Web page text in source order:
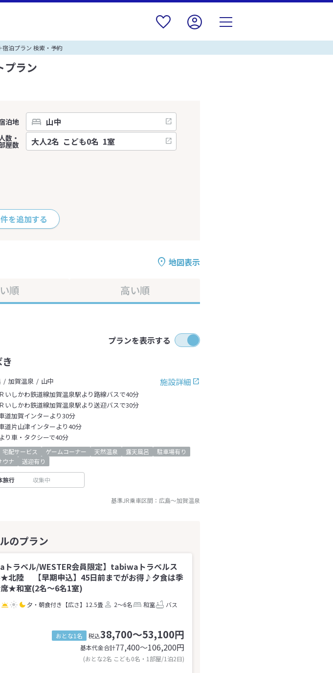
宿泊プラン 検索・予約
プラン
泊地
数・
屋数
を追加する
地図表示
順 高い順
プランを表示する
施設詳細
加賀温泉
山中
いしかわ鉄道線加賀温泉駅より路線バスで40分
いしかわ鉄道線加賀温泉駅より送迎バスで30分
道加賀インターより30分
道片山津インターより40分
り車・タクシーで40分
宅配サービス ゲームコーナー 天然温泉 露天風呂
駐車場有り
ウナ 送迎有り
旅行 収集中
基準JR乗車区間： 広島～加賀温泉
トラベル/WESTER会員限定】tabiwaトラベルス
★北陸 【早期申込】45日前までがお得♪夕食は季
★和室(2名～6名1室)
夕・朝食付き 【広さ】12.5畳 2～6名 和室
バス
おとな1名 税込38,700～53,100円
基本代金合計77,400〜106,200円
(おとな2名 こども0名・1部屋/1泊2日)